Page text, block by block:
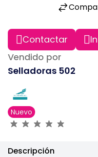
Contactar
Vendido por
Selladoras 502
Nuevo
Descripción